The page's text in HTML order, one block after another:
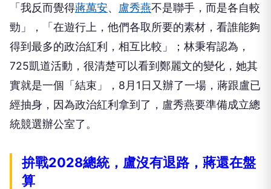
「我反而覺得蔣萬安、 盧秀燕不是聯手，而是各自較
勁」，「在遊行上，他們各取所要的素材，看誰能夠
得到最多的政治紅利，相互比較」；林秉宥認為，
725凱道活動，很清楚可以看到鄭麗文的變化，她其
實就是一個「結束」，8月1日又辦了一場，蔣跟盧已
經抽身，因為政治紅利拿到了，盧秀燕要準備成立總
統競選辦公室了。
拚戰2028總統，盧沒有退路，蔣還在盤
算